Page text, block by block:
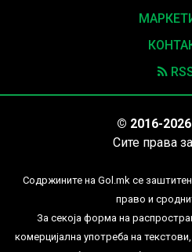
© 2016-
Сите права
Содржините на Gol.mk се
право и
За секоја форма на
комерцијална употреба на